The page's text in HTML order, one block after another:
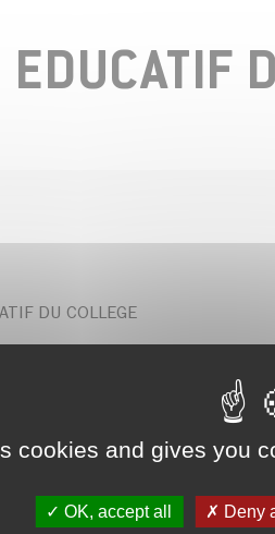
cookies and gives you
OK, accept all Deny
EDUCATIF
DU COLLEGE